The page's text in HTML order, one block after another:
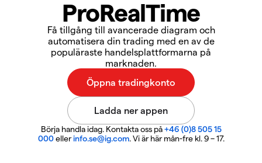
ProRealTime
Få tillgång till avancerade diagram och
automatisera din trading med en av de
populäraste handelsplattformarna på
marknaden.
Börja handla idag. Kontakta oss på+46 (0)8 505 15
000ellerinfo.se@ig.com. Vi är här mån-fre kl. 9 – 17.